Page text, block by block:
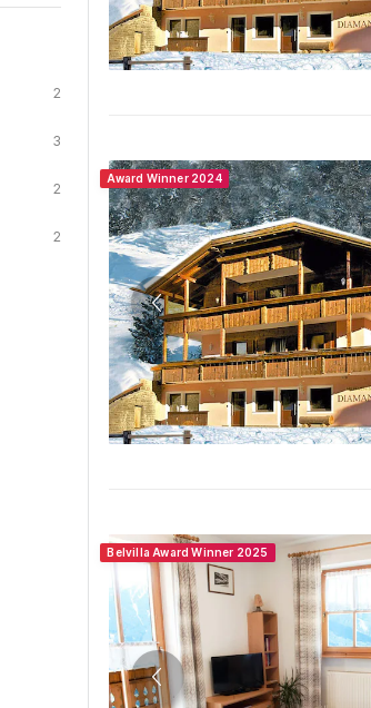
2
3
2
2
Award Winner 2024
Belvilla Award Winner 2025